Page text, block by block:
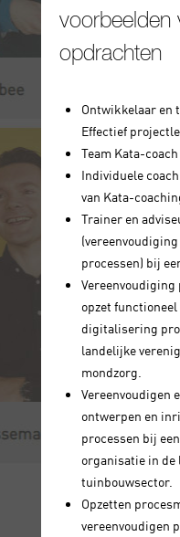
voorbeelden
opdrachten
Ontwikkelaar en
Effectief
Team Kata-
Individuele
van Kata-
Trainer en
processen) bij
opzet
digitalisering
landelijke
mondzorg.
Vereenvoudigen
ontwerpen en
processen bij
organisatie in de
tuinbouwsector.
Opzetten
vereenvoudigen